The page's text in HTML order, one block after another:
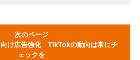
次のページ
け広告強化 TikTokの動向は常にチ
ェックを